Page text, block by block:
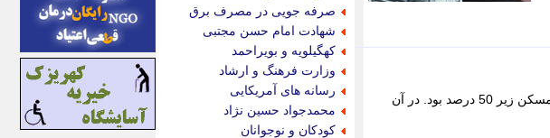
طرح فروش متری مسکن باید زمانی اجرا می شد که سهم زمین در هزینه تمام شده تولید مسکن زیر 50 درصد بود. در آن
صرفه جویی در مصرف برق
شهادت امام حسن مجتبی
کهگیلویه و بویراحمد
وزارت فرهنگ و ارشاد
رسانه های آمریکایی
محمدجواد حسین نژاد
کودکان و نوجوانان
باشگاه خبرنگاران
باغستان نیوز
بامبوک
ببین و بخون
بدینسان
بنکر